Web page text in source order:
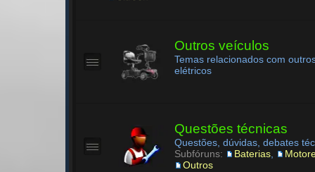
Outros veículos
Temas relacionados com
elétricos
Questões técnicas
Questões, dúvidas, debates
Subfóruns:
Baterias,
Outros